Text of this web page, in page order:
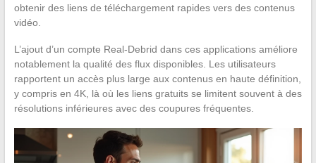
obtenir des liens de téléchargement rapides vers des contenus
vidéo.
L’ajout d’un compte Real-Debrid dans ces applications améliore
notablement la qualité des flux disponibles. Les utilisateurs
rapportent un accès plus large aux contenus en haute définition,
y compris en 4K, là où les liens gratuits se limitent souvent à des
résolutions inférieures avec des coupures fréquentes.